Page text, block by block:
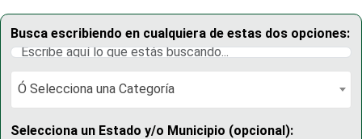
Busca escribiendo en cualquiera de estas dos opciones:
Ó Selecciona una Categoría
Ó Selecciona una Categoría
Selecciona un Estado y/o Municipio (opcional):